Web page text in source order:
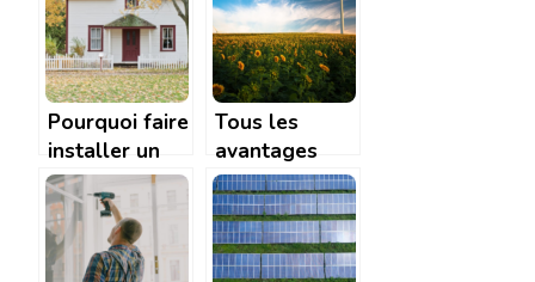
modèle idéal
?
Pourquoi faire
installer un
bardage
isolant pour
votre maison
?
Tous les
avantages
des énergies
renouvelables